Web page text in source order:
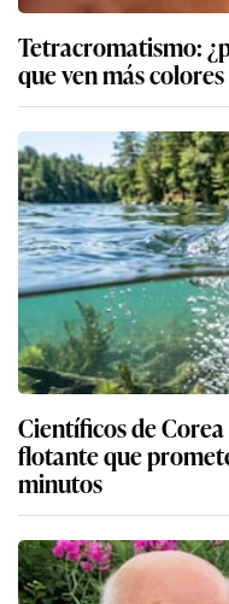
Tetracromatismo:
que ven más
Científicos de
flotante que
minutos